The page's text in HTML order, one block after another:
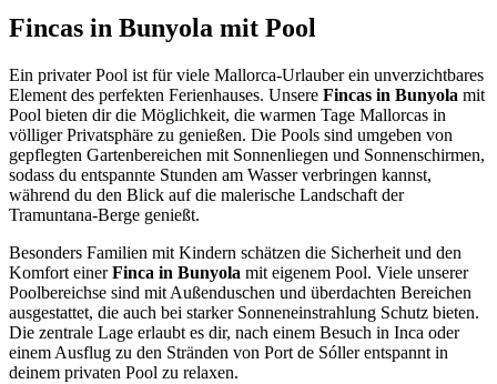
Fincas in Bunyola mit Pool
Ein privater Pool ist für viele Mallorca-Urlauber ein unverzichtbares
Element des perfekten Ferienhauses. Unsere Fincas in Bunyola mit
Pool bieten dir die Möglichkeit, die warmen Tage Mallorcas in
völliger Privatsphäre zu genießen. Die Pools sind umgeben von
gepflegten Gartenbereichen mit Sonnenliegen und Sonnenschirmen,
sodass du entspannte Stunden am Wasser verbringen kannst,
während du den Blick auf die malerische Landschaft der
Tramuntana-Berge genießt.
Besonders Familien mit Kindern schätzen die Sicherheit und den
Komfort einerFinca in Bunyola mit eigenem Pool. Viele unserer
Poolbereichse sind mit Außenduschen und überdachten Bereichen
ausgestattet, die auch bei starker Sonneneinstrahlung Schutz bieten.
Die zentrale Lage erlaubt es dir, nach einem Besuch in Inca oder
einem Ausflug zu den Stränden von Port de Sóller entspannt in
deinem privaten Pool zu relaxen.